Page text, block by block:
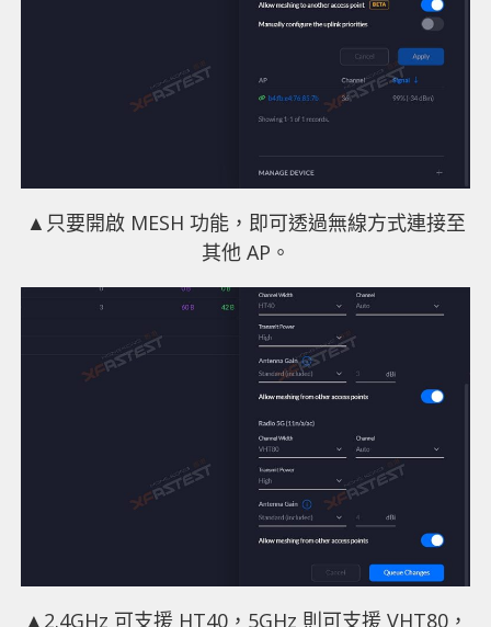
▲只要開啟 MESH 功能，即可透過無線方式連接至
其他 AP。
▲2.4GHz 可支援 HT40，5GHz 則可支援 VHT80，